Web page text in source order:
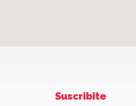
Suscribite